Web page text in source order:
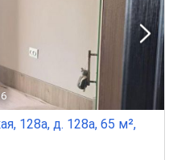
128а, д. 128а, 65 м²,